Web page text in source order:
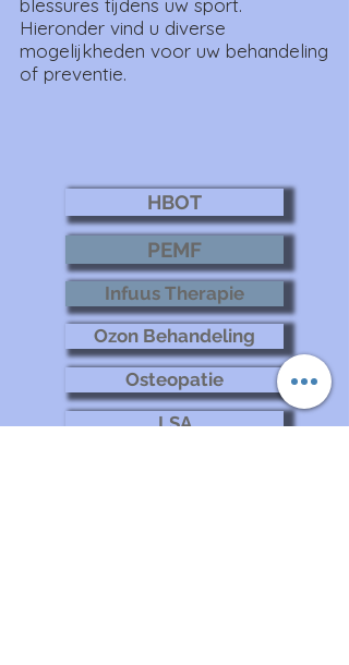
blessures tijdens uw sport.
Hieronder vind u diverse
mogelijkheden voor uw behandeling
of preventie.
HBOT
PEMF
Infuus Therapie
Ozon Behandeling
Osteopatie
LSA